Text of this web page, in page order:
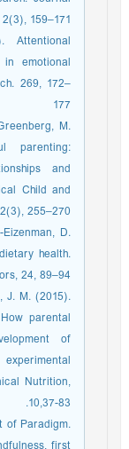
159–171.
Attentional
emotional
269, 172–
177
M.
parenting:
and
Child and
255–270.
D.
health.
24, 89–94.
J. M. (2015).
parental
of
Nutrition,
10,37-83.
of Paradigm.